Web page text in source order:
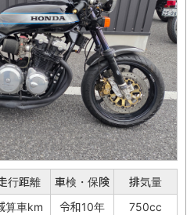
行距離 車検・保険
排気量
算車km
令和10年
750cc